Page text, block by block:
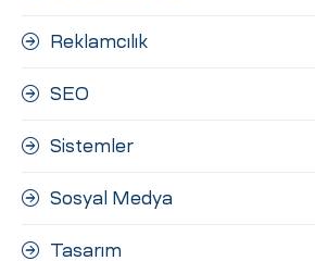
Reklamcılık
SEO
Sistemler
Sosyal Medya
Tasarım